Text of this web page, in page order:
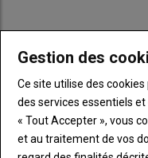
chez un éleveur de
l’occasion pour elle dese
de beaucerons, utilisés
bovins, ainsi que de
Gestion des
Ce site utilise des
des services essentiels et
« Tout Accepter », vous
et au traitement de vos